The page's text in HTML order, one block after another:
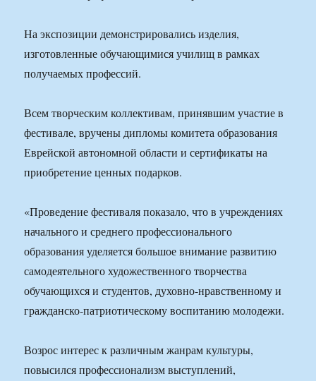
На экспозиции демонстрировались изделия,
изготовленные обучающимися училищ в рамках
получаемых профессий.
Всем творческим коллективам, принявшим участие в
фестивале, вручены дипломы комитета образования
Еврейской автономной области и сертификаты на
приобретение ценных подарков.
«Проведение фестиваля показало, что в учреждениях
начального и среднего профессионального
образования уделяется большое внимание развитию
самодеятельного художественного творчества
обучающихся и студентов, духовно-нравственному и
гражданско-патриотическому воспитанию молодежи.
Возрос интерес к различным жанрам культуры,
повысился профессионализм выступлений,